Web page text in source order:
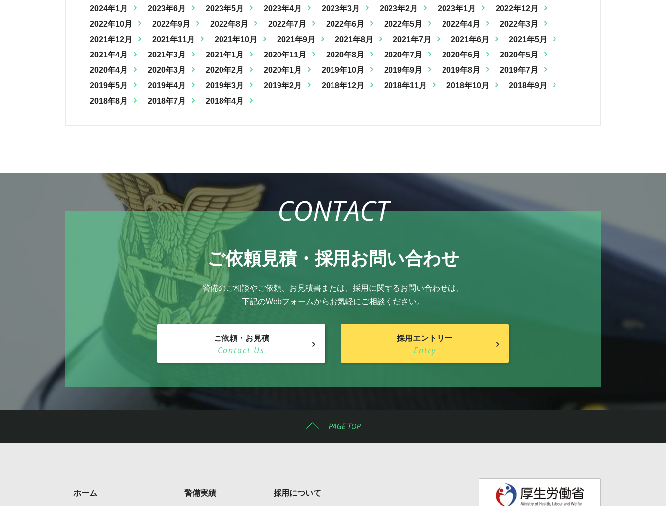
2024年1月
2023年6月 2023年5月 2023年4月 2023年3月 2023年2月 2023年1月
2022年12月
2022年10月
2022年9月 2022年8月 2022年7月 2022年6月 2022年5月 2022年4月
2022年3月
2021年12月
2021年11月 2021年10月 2021年9月 2021年8月 2021年7月 2021年6月
2021年5月
2021年4月
2021年3月 2021年1月 2020年11月 2020年8月 2020年7月 2020年6月
2020年5月
2020年4月
2020年3月 2020年2月 2020年1月 2019年10月 2019年9月 2019年8月
2019年7月
2019年5月
2019年4月 2019年3月 2019年2月 2018年12月 2018年11月 2018年10月
2018年9月
2018年8月
2018年7月 2018年4月
CONTACT
ご依頼見積・ 採用お問い合わせ
警備のご相談やご依頼、お見積書または、採用に関するお問い合わせは、
下記のWebフォームからお気軽にご相談ください。
ご依頼・お見積
Contact Us
採用エントリー
Entry
ホーム 警備実績 採用について